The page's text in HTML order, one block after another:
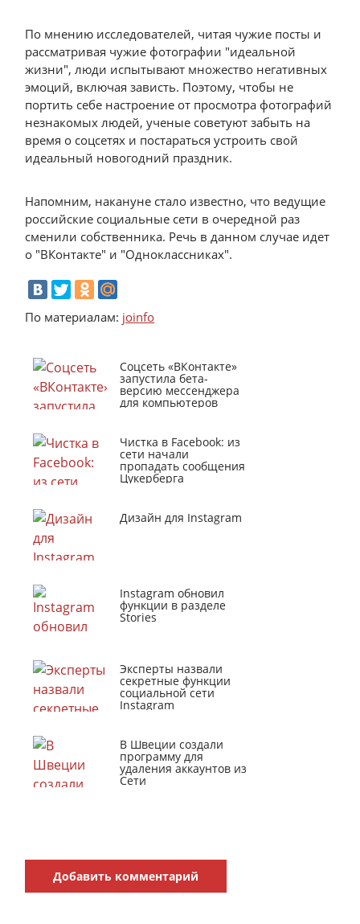
По мнению исследователей, читая чужие посты и
рассматривая чужие фотографии "идеальной
жизни", люди испытывают множество негативных
эмоций, включая зависть. Поэтому, чтобы не
портить себе настроение от просмотра фотографий
незнакомых людей, ученые советуют забыть на
время о соцсетях и постараться устроить свой
идеальный новогодний праздник.
Напомним, накануне стало известно, что ведущие
российские социальные сети в очередной раз
сменили собственника. Речь в данном случае идет
о "ВКонтакте" и "Одноклассниках".
По материалам: joinfo
Соцсеть «ВКонтакте»
запустила бета-
версию мессенджера
для компьютеров
Чистка в Facebook: из
сети начали
пропадать сообщения
Цукерберга
Дизайн для Instagram
Instagram обновил
функции в разделе
Stories
Эксперты назвали
секретные функции
социальной сети
Instagram
В Швеции создали
программу для
удаления аккаунтов из
Сети
Добавить комментарий